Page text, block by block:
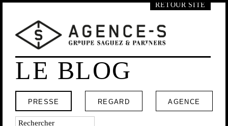
RETOUR SITE
LE BLOG
AGENCE
PRESSE REGARD